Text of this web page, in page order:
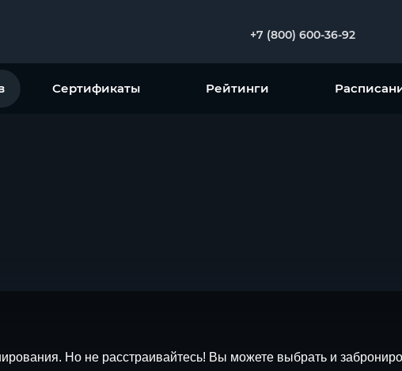
+7 (800) 600-36-92
Сертификаты Рейтинги
Но не расстраивайтесь! Вы можете выбрать и